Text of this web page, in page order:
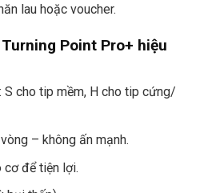
lau hoặc voucher.
Point Pro+ hiệu
S cho tip mềm, H cho tip cứng/
– không ấn mạnh.
cơ để tiện lợi.